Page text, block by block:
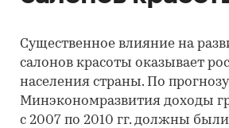
Существенное влияние на
салонов красоты оказывает
населения страны. По прогнозу
Минэкономразвития доходы
с 2007 по 2010 гг. должны